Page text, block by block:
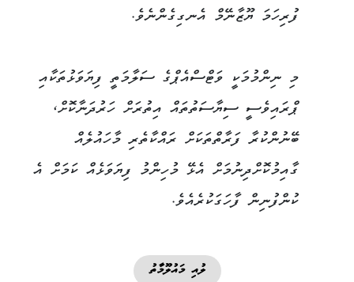
ފުރިހަމަ ޔޫޒާނޭމް އެނގިގެންނެވެ.
މި ނިންމުމަކީ ވަޓްސްއެޕްގެ ސަލާމަތީ ފިޔަވަޅުތަކާއި
ޕްރައިވެސީ ސިޔާސަތުތައް އިތުރަށް ހަރުދަނާކޮށް،
ބޭނުންކުރާ ފަރާތްތަކަށް ރައްކާތެރި މާހައުލެއް
ގާއިމުކޮށްދިނުމަށް އެޅޭ މުހިންމު ފިޔަވަޅެއް ކަމަށް އެ
ކުންފުނިން ފާހަގަކުރެއެވެ.
ލުއި މައުލޫމާތު